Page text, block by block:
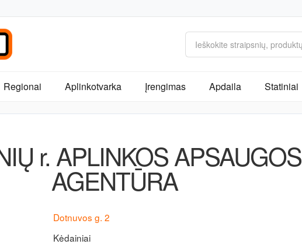
Regionai Aplinkotvarka Įrengimas Apdaila Statiniai
r. APLINKOS APSAUGOS
AGENTŪRA
Dotnuvos g. 2
Kėdainiai